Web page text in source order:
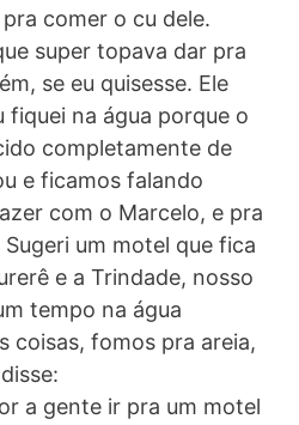
comer o cu dele.
super topava dar pra
se eu quisesse. Ele
fiquei na água porque o
completamente de
e ficamos falando
com o Marcelo, e pra
um motel que fica
e a Trindade, nosso
tempo na água
coisas, fomos pra areia,
a gente ir pra um motel